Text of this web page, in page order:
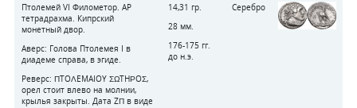
Птолемей VI Филометор. АР
тетрадрахма. Кипрский
монетный двор.
Аверс: Голова Птолемея I в
диадеме справа, в эгиде.
Реверс: ΠTOΛEMAIOY ΣΩTHΡOΣ,
орел стоит влево на молнии,
крылья закрыты. Дата ZΠ в виде
14,31 гр.
28 мм.
176-175 гг.
до н.э.
Серебро